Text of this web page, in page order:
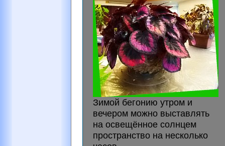
Зимой бегонию утром и
вечером можно выставлять
на освещённое солнцем
пространство на несколько